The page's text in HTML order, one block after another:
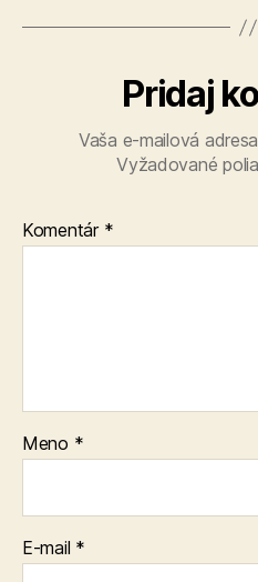
Pridaj
Vaša e-mailová
Vyžadované
Komentár *
Meno *
E-mail *